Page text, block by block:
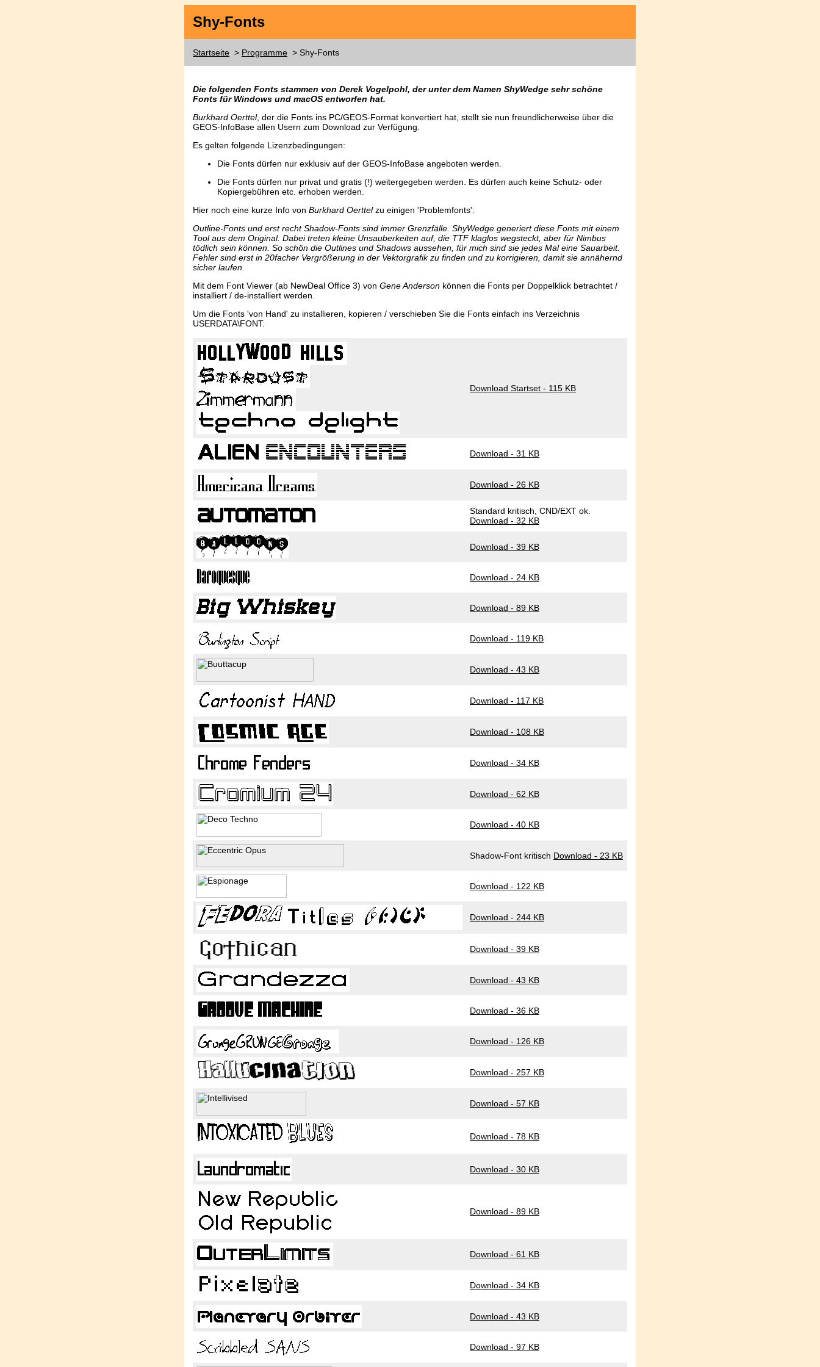
Shy-Fonts
Startseite > Programme > Shy-Fonts
Die folgenden Fonts stammen von Derek Vogelpohl, der unter dem Namen ShyWedge sehr schöne
Fonts für Windows und macOS entworfen hat.
Burkhard Oerttel, der die Fonts ins PC/GEOS-Format konvertiert hat, stellt sie nun freundlicherweise über die
GEOS-InfoBase allen Usern zum Download zur Verfügung.
Es gelten folgende Lizenzbedingungen:
Die Fonts dürfen nur exklusiv auf der GEOS-InfoBase angeboten werden.
Die Fonts dürfen nur privat und gratis (!) weitergegeben werden. Es dürfen auch keine Schutz- oder
Kopiergebühren etc. erhoben werden.
Hier noch eine kurze Info von Burkhard Oerttelzu einigen 'Problemfonts':
Outline-Fonts und erst recht Shadow-Fonts sind immer Grenzfälle. ShyWedge generiert diese Fonts mit einem
Tool aus dem Original. Dabei treten kleine Unsauberkeiten auf, die TTF klaglos wegsteckt, aber für Nimbus
tödlich sein können. So schön die Outlines und Shadows aussehen, für mich sind sie jedes Mal eine Sauarbeit.
Fehler sind erst in 20facher Vergrößerung in der Vektorgrafik zu finden und zu korrigieren, damit sie annähernd
sicher laufen.
Mit dem Font Viewer (ab NewDeal Office 3) von Gene Anderson können die Fonts per Doppelklick betrachtet /
installiert / de-installiert werden.
Um die Fonts 'von Hand' zu installieren, kopieren / verschieben Sie die Fonts einfach ins Verzeichnis
USERDATA\FONT.
Download Startset - 115 KB
Download - 31 KB
Download - 26 KB
Standard kritisch, CND/EXT ok.
Download - 32 KB
Download - 39 KB
Download - 24 KB
Download - 89 KB
Download - 119 KB
Download - 43 KB
Download - 117 KB
Download - 108 KB
Download - 34 KB
Download - 62 KB
Download - 40 KB
Shadow-Font kritisch Download - 23 KB
Download - 122 KB
Download - 244 KB
Download - 39 KB
Download - 43 KB
Download - 36 KB
Download - 126 KB
Download - 257 KB
Download - 57 KB
Download - 78 KB
Download - 30 KB
Download - 89 KB
Download - 61 KB
Download - 34 KB
Download - 43 KB
Download - 97 KB